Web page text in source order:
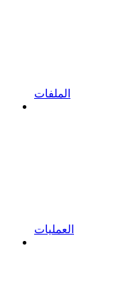
الملفات
العمليات